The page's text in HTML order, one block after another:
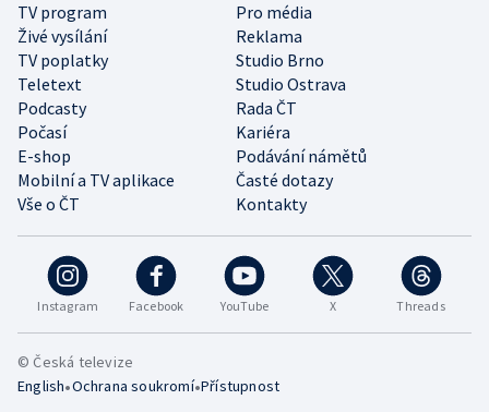
Instagram Facebook YouTube X Threads
TV program
Pro média
Živé vysílání
Reklama
TV poplatky
Studio Brno
Teletext
Studio Ostrava
Podcasty
Rada ČT
Počasí
Kariéra
E-shop
Podávání námětů
Mobilní a TV aplikace
Časté dotazy
Vše o ČT
Kontakty
© Česká televize
English•Ochrana soukromí•Přístupnost